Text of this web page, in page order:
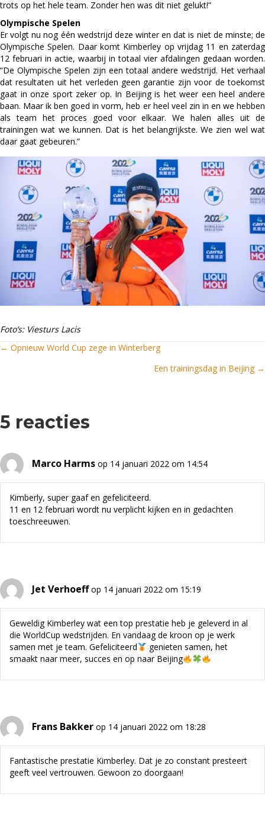
trots op het hele team. Zonder hen was dit niet gelukt!”
Olympische Spelen
Er volgt nu nog één wedstrijd deze winter en dat is niet de minste; de
Olympische Spelen. Daar komt Kimberley op vrijdag 11 en zaterdag
12 februari in actie, waarbij in totaal vier afdalingen gedaan worden.
“De Olympische Spelen zijn een totaal andere wedstrijd. Het verhaal
dat resultaten uit het verleden geen garantie zijn voor de toekomst
gaat in onze sport zeker op. In Beijing is het weer een heel andere
baan. Maar ik ben goed in vorm, heb er heel veel zin in en we hebben
als team het proces goed voor elkaar. We halen alles uit de
trainingen wat we kunnen. Dat is het belangrijkste. We zien wel wat
daar gaat gebeuren.”
Foto’s: Viesturs Lacis
Posts
← Opnieuw World Cup zege in Winterberg
Een trainingsdag in Beijing →
5 reacties
Marco Harms op 14 januari 2022 om 14:54
Kimberly, super gaaf en gefeliciteerd.
11 en 12 februari wordt nu verplicht kijken en in gedachten
toeschreeuwen.
Jet Verhoeff op 14 januari 2022 om 15:19
Geweldig Kimberley wat een top prestatie heb je geleverd in al
die WorldCup wedstrijden. En vandaag de kroon op je werk
samen met je team. Gefeliciteerd
genieten samen, het
smaakt naar meer, succes en op naar Beijing
Frans Bakker op 14 januari 2022 om 18:28
Fantastische prestatie Kimberley. Dat je zo constant presteert
geeft veel vertrouwen. Gewoon zo doorgaan!